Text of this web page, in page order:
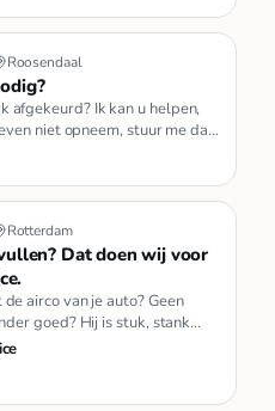
Roosendaal
afgekeurd? Ik kan u helpen,
niet opneem, stuur me dan
Rotterdam
Dat doen wij voor
airco van je auto? Geen
goed? Hij is stuk, stank